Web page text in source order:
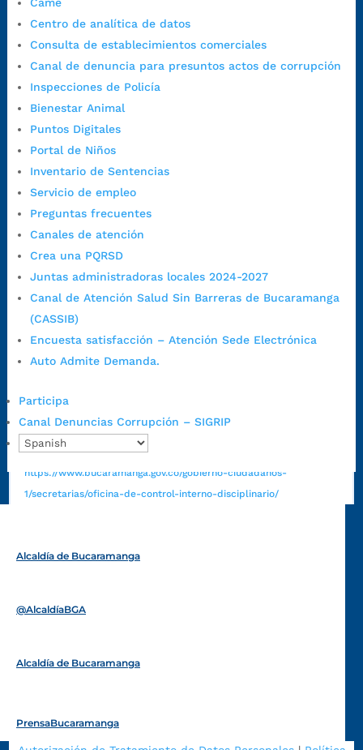
Centro de analítica de datos
Consulta de establecimientos comerciales
Canal de denuncia para presuntos actos de corrupción
Inspecciones de Policía
Bienestar Animal
Puntos Digitales
Portal de Niños
Inventario de Sentencias
Servicio de empleo
Preguntas frecuentes
Canales de atención
Crea una PQRSD
Juntas administradoras locales 2024-2027
Canal de Atención Salud Sin Barreras de Bucaramanga
(CASSIB)
Encuesta satisfacción – Atención Sede Electrónica
Auto Admite Demanda.
Participa
Canal Denuncias Corrupción – SIGRIP
Colombia
Código Postal:680006. Código Dane: 68001.
Horario de Atención:Lunes a jueves de 7:00 a.m. a 12:00 m y de
1:00 p.m. a 5:30 p.m. / viernes jornada continua en el horario de
7:00 a.m. a 5:00 p.m., con 30 minutos de descanso al medio día.
Horario de Atención CAME (Central):
Lunes a jueves: 7:00 a.m. a 12:00 m y de 1:00 p.m. a 5:30 p.m.
Viernes: 7:00 a.m. a 5:00 p.m. en Jornada Continua con
30 minutos de descanso al medio día.
Horario de Atención CAME (Norte):
Dirección:Carrera 12 #16N-84 del barrio Kennedy.
Horario habitual de lunes a viernes en
a.m. a 3:00 p.m.
Teléfono Conmutador:+57 (607) 633 70 00
Líneagratuita:+57 (607) 652 55 55
Correo Institucional:
Correo de notificaciones
judiciales: notificaciones@bucaramanga.gov.co
https://canaldenuncia.bucaramanga.gov.co/
https://emergencia.bucaramanga.gov.co/
Radique aquí su queja disciplinaria:
https://www.bucaramanga.gov.co/gobierno-ciudadanos-
1/secretarias/oficina-de-control-interno-disciplinario/
Alcaldía de Bucaramanga
@AlcaldíaBGA
Alcaldía de Bucaramanga
PrensaBucaramanga